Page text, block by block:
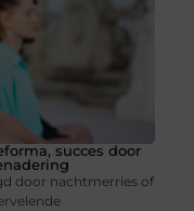
succes door
door nachtmerries of